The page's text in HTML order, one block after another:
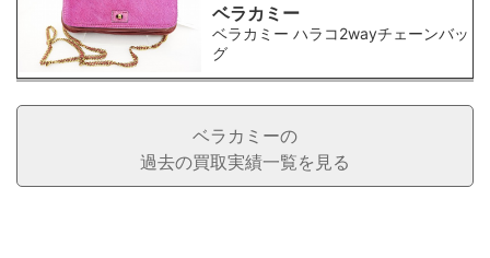
ベラカミー
ベラカミー ハラコ2wayチェーンバッ
グ
ベラカミーの
過去の買取実績一覧を見る